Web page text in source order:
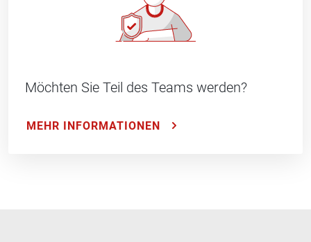
Möchten Sie Teil des Teams werden?
MEHR INFORMATIONEN